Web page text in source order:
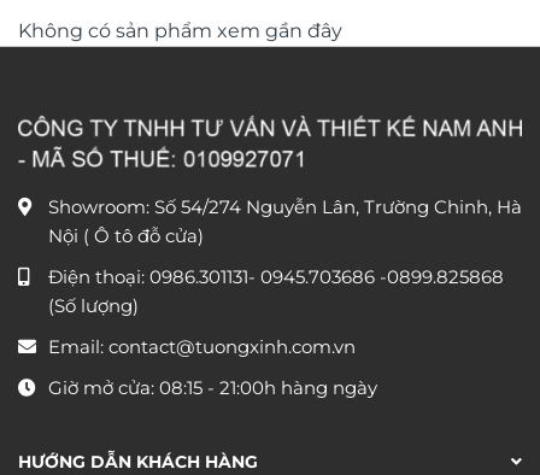
Không có sản phẩm xem gần đây
Showroom: Số 54/274 Nguyễn Lân, Trường Chinh, Hà
Nội ( Ô tô đỗ cửa)
Điện thoại: 0986.301131- 0945.703686 -0899.825868
(Số lượng)
Email: contact@tuongxinh.com.vn
Giờ mở cửa: 08:15 - 21:00h hàng ngày
HƯỚNG DẪN KHÁCH HÀNG